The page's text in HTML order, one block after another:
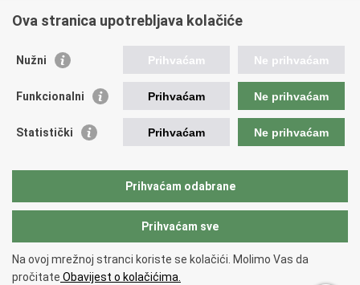
Adresar tijela javne vlasti
Vlada RH
Predsjednik RH
Pravobraniteljica za ravnopravnost spolova
Povjerenik za informiranje
Copyright © 2026 Ministarstvo turizma i sporta Republike Hrvatske.
Ova stranica upotrebljava kolačiće
Nužni Prihvaćam Ne prihvaćam
Funkcionalni Prihvaćam Ne prihvaćam
Statistički Prihvaćam Ne prihvaćam
Prihvaćam odabrane
Prihvaćam sve
Na ovoj mrežnoj stranci koriste se kolačići. Molimo Vas da
pročitate Obavijest o kolačićima.